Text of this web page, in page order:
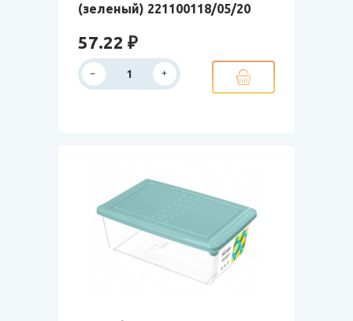
(зеленый) 221100118/05/20
57.22 ₽